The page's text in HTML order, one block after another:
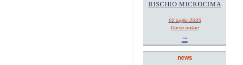
RISCHIO MICROCIMA
02 luglio 2026
Corso online
~
news